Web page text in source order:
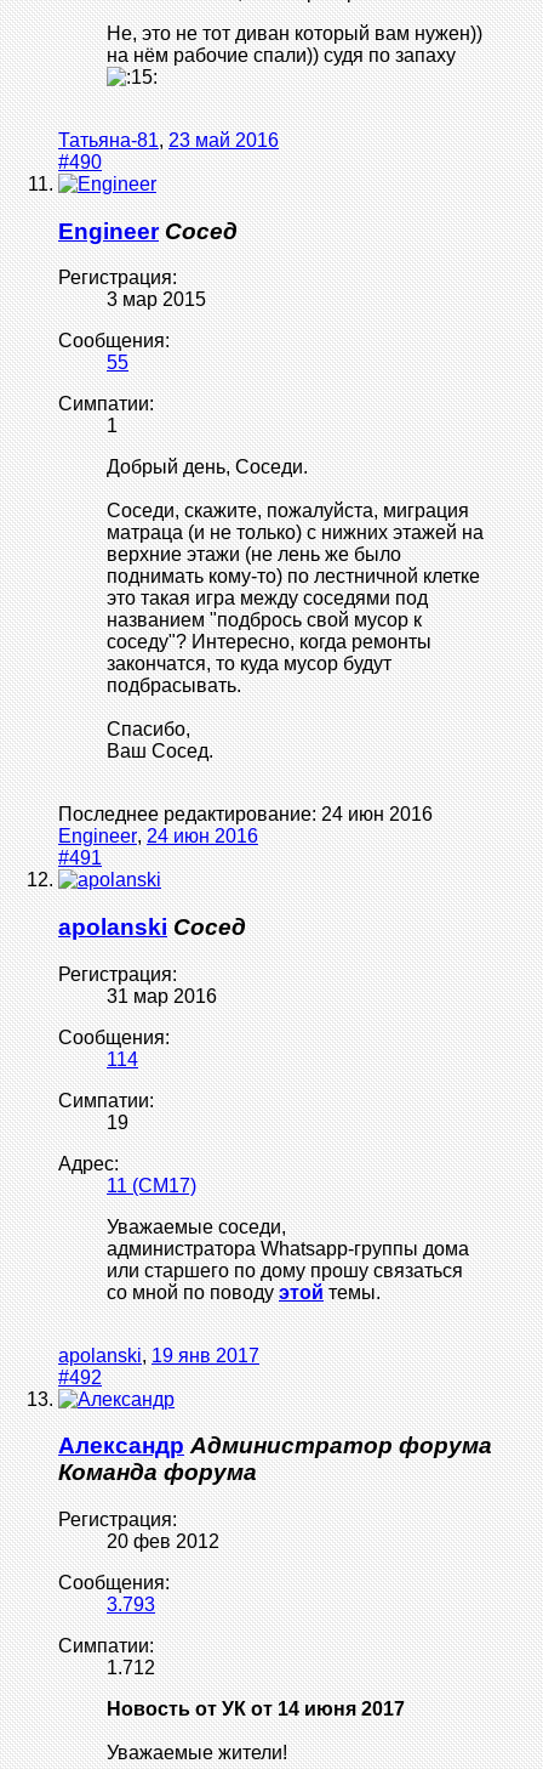
Не, это не тот диван который вам нужен))
на нём рабочие спали)) судя по запаху
Татьяна-81, 23 май 2016
#490
Engineer Сосед
Регистрация:
3 мар 2015
Сообщения:
55
Симпатии:
1
Добрый день, Соседи.
Соседи, скажите, пожалуйста, миграция
матраца (и не только) с нижних этажей на
верхние этажи (не лень же было
поднимать кому-то) по лестничной клетке
это такая игра между соседями под
названием "подбрось свой мусор к
соседу"? Интересно, когда ремонты
закончатся, то куда мусор будут
подбрасывать.
Спасибо,
Ваш Сосед.
Последнее редактирование: 24 июн 2016
Engineer, 24 июн 2016
#491
apolanski Сосед
Регистрация:
31 мар 2016
Сообщения:
114
Симпатии:
19
Адрес:
11 (СМ17)
Уважаемые соседи,
администратора Whatsapp-группы дома
или старшего по дому прошу связаться
со мной по поводу этой темы.
apolanski, 19 янв 2017
#492
Александр Администратор форума
Команда форума
Регистрация:
20 фев 2012
Сообщения:
3.793
Симпатии:
1.712
Новость от УК от 14 июня 2017
Уважаемые жители!